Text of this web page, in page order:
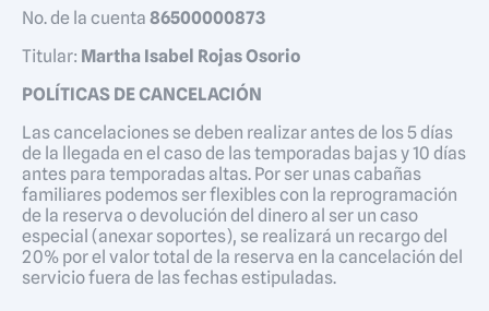
No. de la cuenta 86500000873
Titular: Martha Isabel Rojas Osorio
POLÍTICAS DECANCELACIÓN
Las cancelaciones se deben realizar antes de los 5 días
de la llegada en el caso de las temporadas bajas y 10 días
antes para temporadas altas. Por ser unas cabañas
familiares podemos ser flexibles con la reprogramación
de la reserva o devolución del dinero al ser un caso
especial (anexar soportes), se realizará un recargo del
20% por el valor total de la reserva en la cancelación del
servicio fuera de las fechas estipuladas.